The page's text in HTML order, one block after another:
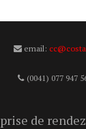
email:
(0041) 077 947
prise de